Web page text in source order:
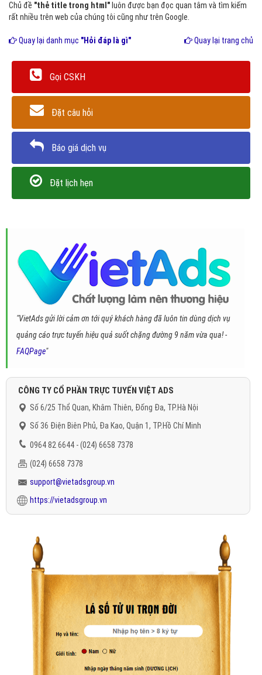
Chủ đề "thẻ title trong html" luôn được bạn đọc quan tâm và tìm kiếm
rất nhiều trên web của chúng tôi cũng như trên Google.
Quay lại danh mục "Hỏi đáp là gì" Quay lại trang chủ
Gọi CSKH
Đặt câu hỏi
Báo giá dịch vụ
Đặt lịch hẹn
"VietAds gửi lời cảm ơn tới quý khách hàng đã luôn tin dùng dịch vụ
quảng cáo trực tuyến hiệu quả suốt chặng đường 9 năm vừa qua! -
FAQPage"
CÔNG TY CỔ PHẦN TRỰC TUYẾN VIỆT ADS
Số 6/25 Thổ Quan, Khâm Thiên, Đống Đa, TP.Hà Nội
Số 36 Điện Biên Phủ, Đa Kao, Quận 1, TP.Hồ Chí Minh
0964 82 6644 - (024) 6658 7378
(024) 6658 7378
support@vietadsgroup.vn
https://vietadsgroup.vn